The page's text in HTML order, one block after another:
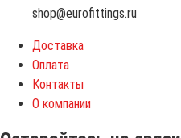
shop@eurofittings.ru
Доставка
Оплата
Контакты
О компании